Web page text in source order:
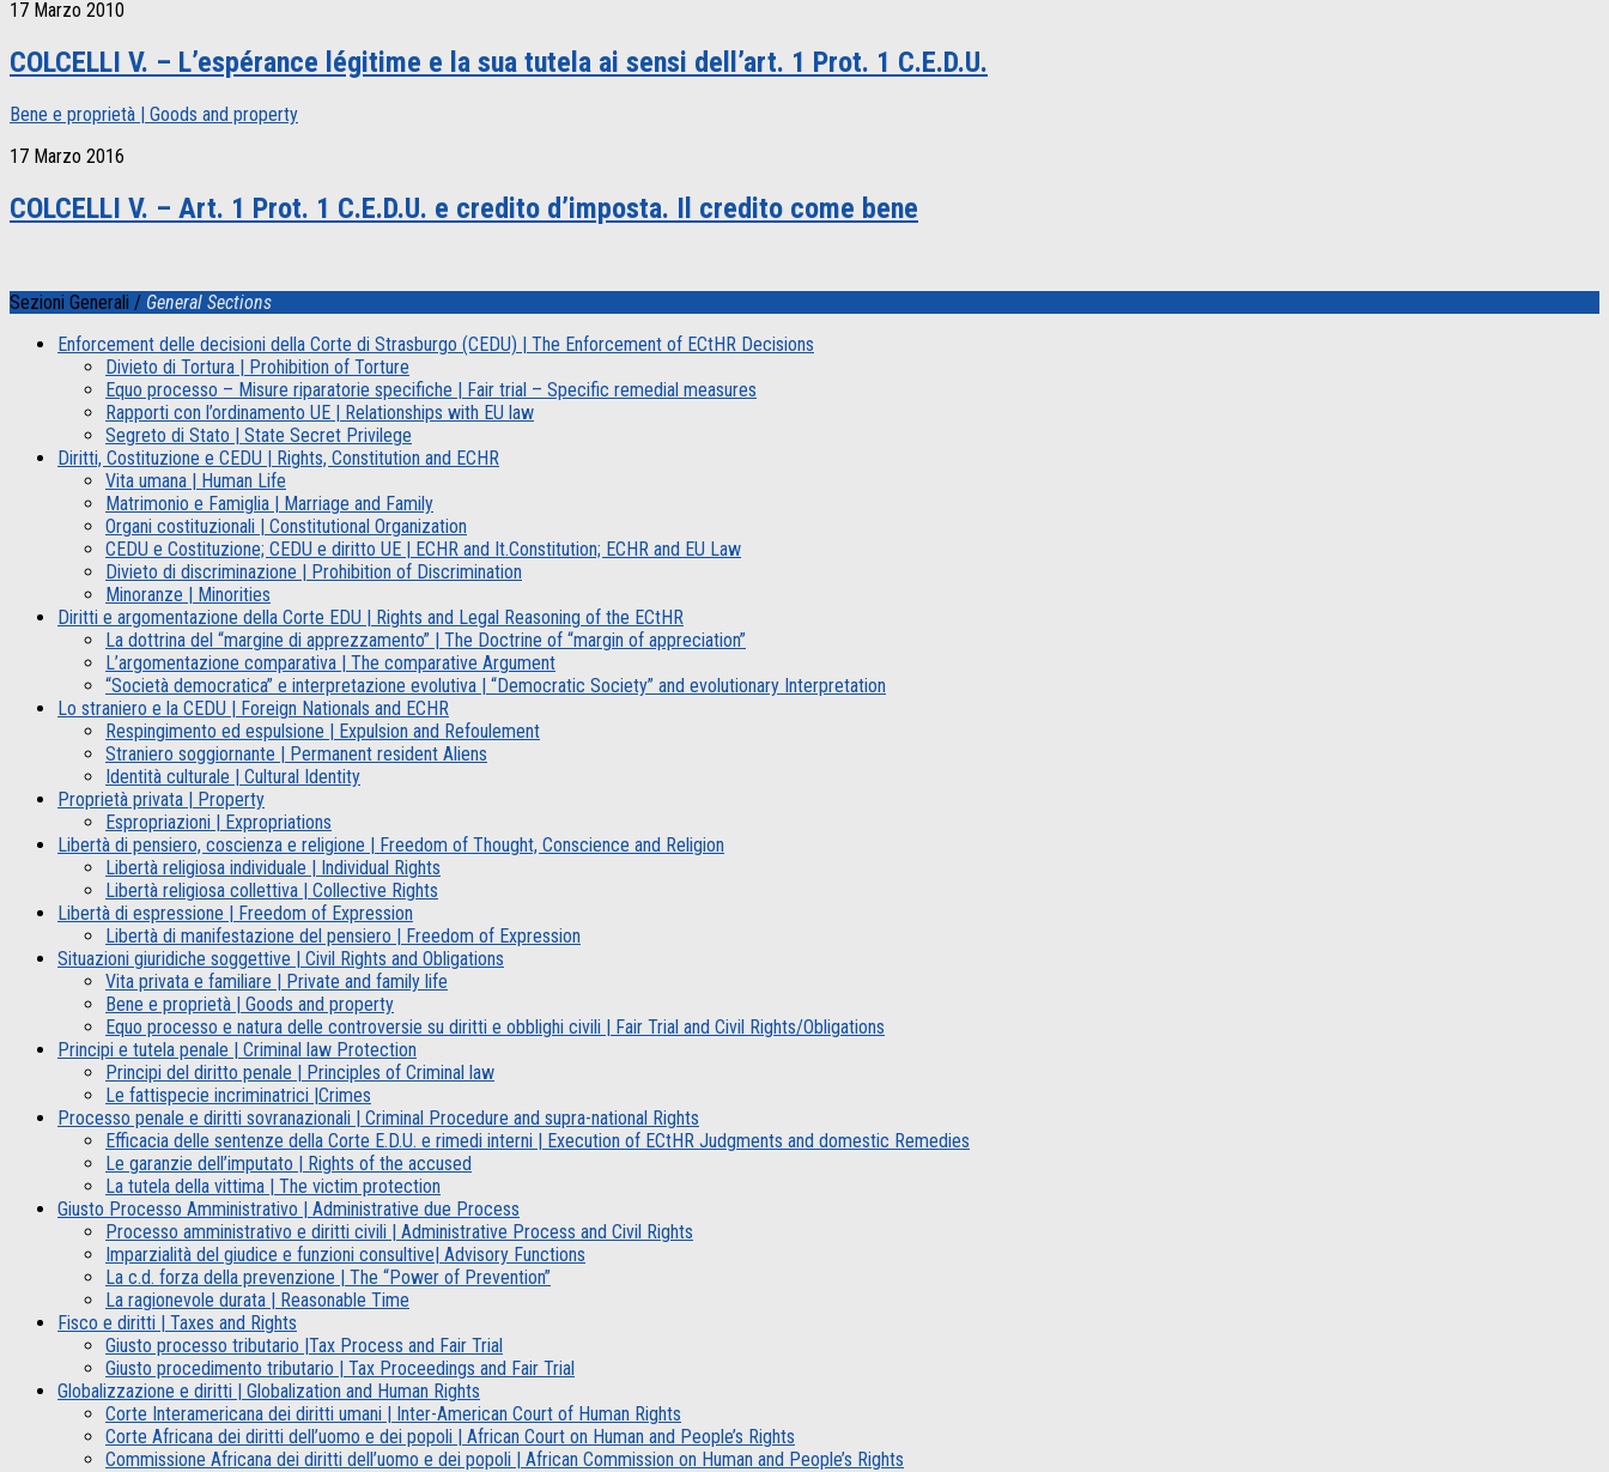
17 Marzo 2010
COLCELLI V. – L’espérance légitime e la sua tutela ai sensi dell’art. 1 Prot. 1 C.E.D.U.
Bene e proprietà | Goods and property
17 Marzo 2016
COLCELLI V. – Art. 1 Prot. 1 C.E.D.U. e credito d’imposta. Il credito come bene
Sezioni Generali / General Sections
Enforcement delle decisioni della Corte di Strasburgo (CEDU) | The Enforcement of ECtHR Decisions
Divieto di Tortura | Prohibition of Torture
Equo processo – Misure riparatorie specifiche | Fair trial – Specific remedial measures
Rapporti con l’ordinamento UE | Relationships with EU law
Segreto di Stato | State Secret Privilege
Diritti, Costituzione e CEDU | Rights, Constitution and ECHR
Vita umana | Human Life
Matrimonio e Famiglia | Marriage and Family
Organi costituzionali | Constitutional Organization
CEDU e Costituzione; CEDU e diritto UE | ECHR and It.Constitution; ECHR and EU Law
Divieto di discriminazione | Prohibition of Discrimination
Minoranze | Minorities
Diritti e argomentazione della Corte EDU | Rights and Legal Reasoning of the ECtHR
La dottrina del “margine di apprezzamento” | The Doctrine of “margin of appreciation”
L’argomentazione comparativa | The comparative Argument
“Società democratica” e interpretazione evolutiva | “Democratic Society” and evolutionary Interpretation
Lo straniero e la CEDU | Foreign Nationals and ECHR
Respingimento ed espulsione | Expulsion and Refoulement
Straniero soggiornante | Permanent resident Aliens
Identità culturale | Cultural Identity
Proprietà privata | Property
Espropriazioni | Expropriations
Libertà di pensiero, coscienza e religione | Freedom of Thought, Conscience and Religion
Libertà religiosa individuale | Individual Rights
Libertà religiosa collettiva | Collective Rights
Libertà di espressione | Freedom of Expression
Libertà di manifestazione del pensiero | Freedom of Expression
Situazioni giuridiche soggettive | Civil Rights and Obligations
Vita privata e familiare | Private and family life
Bene e proprietà | Goods and property
Equo processo e natura delle controversie su diritti e obblighi civili | Fair Trial and Civil Rights/Obligations
Principi e tutela penale | Criminal law Protection
Principi del diritto penale | Principles of Criminal law
Le fattispecie incriminatrici |Crimes
Processo penale e diritti sovranazionali | Criminal Procedure and supra-national Rights
Efficacia delle sentenze della Corte E.D.U. e rimedi interni | Execution of ECtHR Judgments and domestic Remedies
Le garanzie dell’imputato | Rights of the accused
La tutela della vittima | The victim protection
Giusto Processo Amministrativo | Administrative due Process
Processo amministrativo e diritti civili | Administrative Process and Civil Rights
Imparzialità del giudice e funzioni consultive| Advisory Functions
La c.d. forza della prevenzione | The “Power of Prevention”
La ragionevole durata | Reasonable Time
Fisco e diritti | Taxes and Rights
Giusto processo tributario |Tax Process and Fair Trial
Giusto procedimento tributario | Tax Proceedings and Fair Trial
Globalizzazione e diritti | Globalization and Human Rights
Corte Interamericana dei diritti umani | Inter-American Court of Human Rights
Corte Africana dei diritti dell’uomo e dei popoli | African Court on Human and People’s Rights
Commissione Africana dei diritti dell’uomo e dei popoli | African Commission on Human and People’s Rights